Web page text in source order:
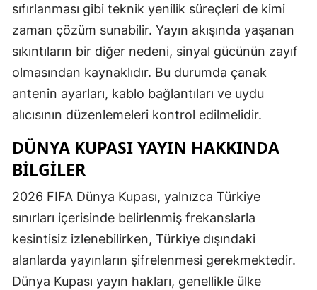
sıfırlanması gibi teknik yenilik süreçleri de kimi
zaman çözüm sunabilir. Yayın akışında yaşanan
sıkıntıların bir diğer nedeni, sinyal gücünün zayıf
olmasından kaynaklıdır. Bu durumda çanak
antenin ayarları, kablo bağlantıları ve uydu
alıcısının düzenlemeleri kontrol edilmelidir.
DÜNYA KUPASI YAYIN HAKKINDA
BILGILER
2026 FIFA Dünya Kupası, yalnızca Türkiye
sınırları içerisinde belirlenmiş frekanslarla
kesintisiz izlenebilirken, Türkiye dışındaki
alanlarda yayınların şifrelenmesi gerekmektedir.
Dünya Kupası yayın hakları, genellikle ülke